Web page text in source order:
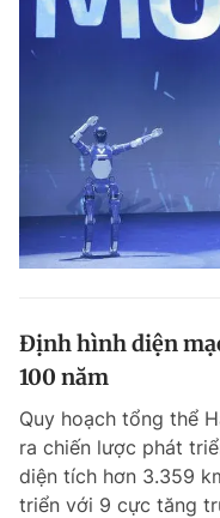
Tin thị trường
Sản phẩm khác
Tiện ích
Đọc Thanh Niên trên
Định hình diện
100 năm
Quy hoạch tổng thể
ra chiến lược phát
diện tích hơn 3.359
triển với 9 cực tăng